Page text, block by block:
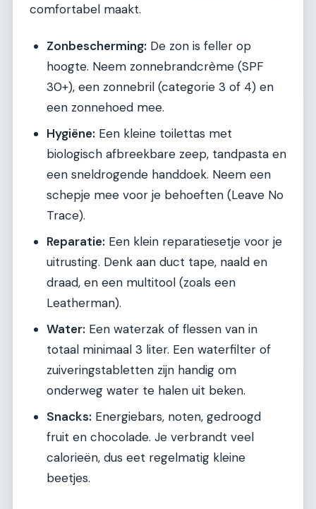
comfortabel maakt.
Zonbescherming: De zon is feller op
hoogte. Neem zonnebrandcrème (SPF
30+), een zonnebril (categorie 3 of 4) en
een zonnehoed mee.
Hygiëne: Een kleine toilettas met
biologisch afbreekbare zeep, tandpasta en
een sneldrogende handdoek. Neem een
schepje mee voor je behoeften (Leave No
Trace).
Reparatie: Een klein reparatiesetje voor je
uitrusting. Denk aan duct tape, naald en
draad, en een multitool (zoals een
Leatherman).
Water: Een waterzak of flessen van in
totaal minimaal 3 liter. Een waterfilter of
zuiveringstabletten zijn handig om
onderweg water te halen uit beken.
Snacks: Energiebars, noten, gedroogd
fruit en chocolade. Je verbrandt veel
calorieën, dus eet regelmatig kleine
beetjes.